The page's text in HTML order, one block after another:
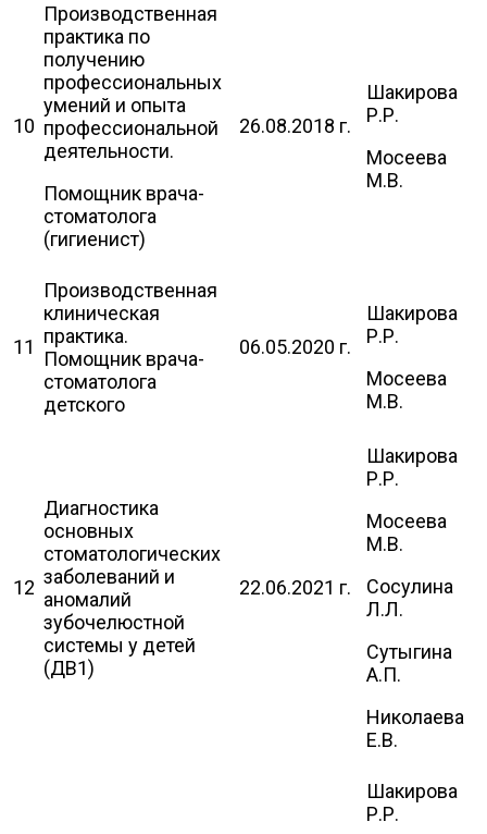
10
Производственная
практика по
получению
профессиональных
умений и опыта
профессиональной
деятельности.
Помощник врача-
стоматолога
(гигиенист)
26.08.2018 г.
Шакирова
Р.Р.
Мосеева
М.В.
11
Производственная
клиническая
практика.
Помощник врача-
стоматолога
детского
06.05.2020 г.
Шакирова
Р.Р.
Мосеева
М.В.
12
Диагностика
основных
стоматологических
заболеваний и
аномалий
зубочелюстной
системы у детей
(ДВ1)
22.06.2021 г.
Шакирова
Р.Р.
Мосеева
М.В.
Сосулина
Л.Л.
Сутыгина
А.П.
Николаева
Е.В.
Шакирова
Р.Р.